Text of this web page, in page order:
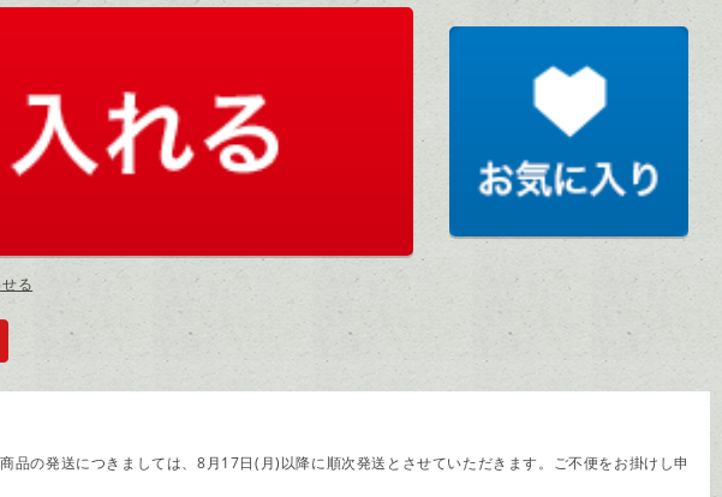
る
の発送につきましては、8月17日(月)以降に順次発送とさせていただきます。ご不便をお掛けし申